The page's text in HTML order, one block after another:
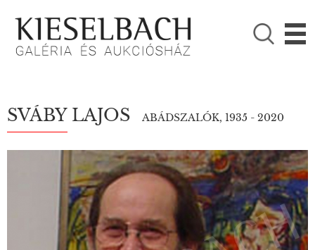

KÉRJÜK VÁLASSZON!
Festmények
SVÁBY LAJOS ABÁDSZALÓK, 1935 - 2020